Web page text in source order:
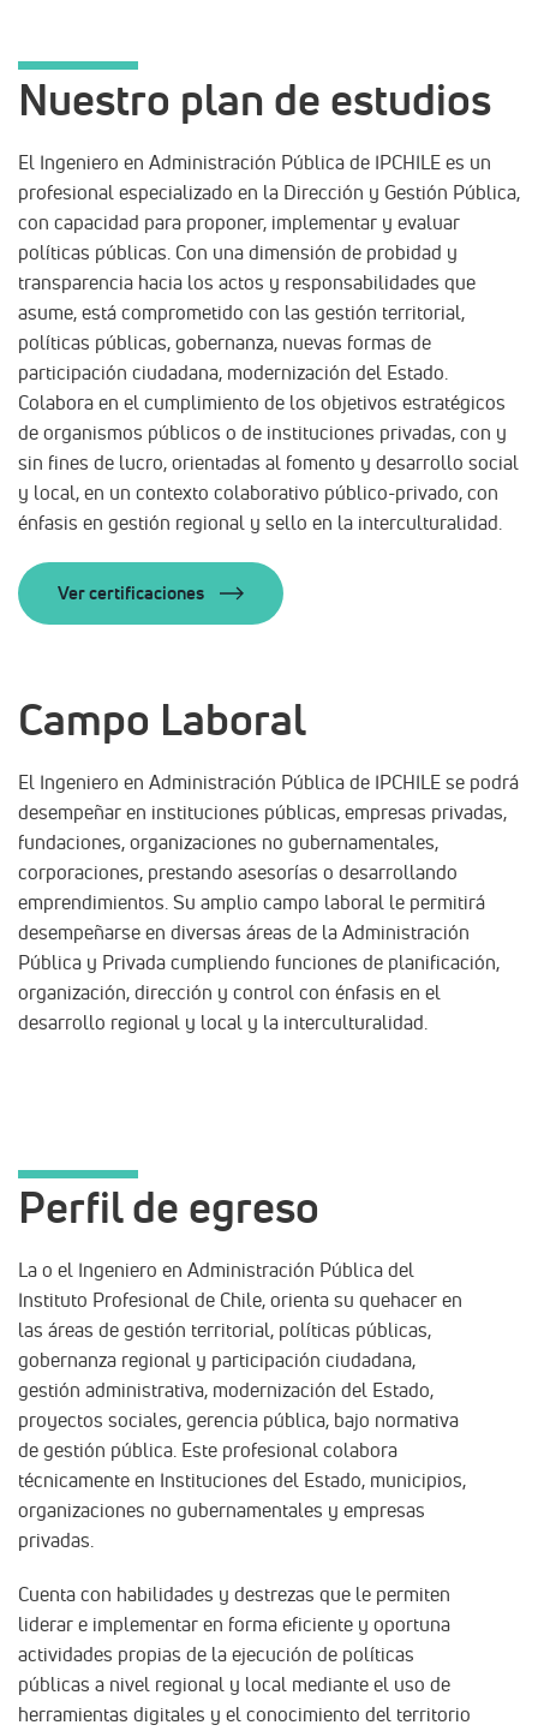
Nuestro plan de estudios
El Ingeniero en Administración Pública de IPCHILE es un
profesional especializado en la Dirección y Gestión Pública,
con capacidad para proponer, implementar y evaluar
políticas públicas. Con una dimensión de probidad y
transparencia hacia los actos y responsabilidades que
asume, está comprometido con las gestión territorial,
políticas públicas, gobernanza, nuevas formas de
participación ciudadana, modernización del Estado.
Colabora en el cumplimiento de los objetivos estratégicos
de organismos públicos o de instituciones privadas, con y
sin fines de lucro, orientadas al fomento y desarrollo social
y local, en un contexto colaborativo público-privado, con
énfasis en gestión regional y sello en la interculturalidad.
Ver certificaciones
Campo Laboral
El Ingeniero en Administración Pública de IPCHILE se podrá
desempeñar en instituciones públicas, empresas privadas,
fundaciones, organizaciones no gubernamentales,
corporaciones, prestando asesorías o desarrollando
emprendimientos. Su amplio campo laboral le permitirá
desempeñarse en diversas áreas de la Administración
Pública y Privada cumpliendo funciones de planificación,
organización, dirección y control con énfasis en el
desarrollo regional y local y la interculturalidad.
Perfil de egreso
La o el Ingeniero en Administración Pública del
Instituto Profesional de Chile, orienta su quehacer en
las áreas de gestión territorial, políticas públicas,
gobernanza regional y participación ciudadana,
gestión administrativa, modernización del Estado,
proyectos sociales, gerencia pública, bajo normativa
de gestión pública. Este profesional colabora
técnicamente en Instituciones del Estado, municipios,
organizaciones no gubernamentales y empresas
privadas.
Cuenta con habilidades y destrezas que le permiten
liderar e implementar en forma eficiente y oportuna
actividades propias de la ejecución de políticas
públicas a nivel regional y local mediante el uso de
herramientas digitales y el conocimiento del territorio